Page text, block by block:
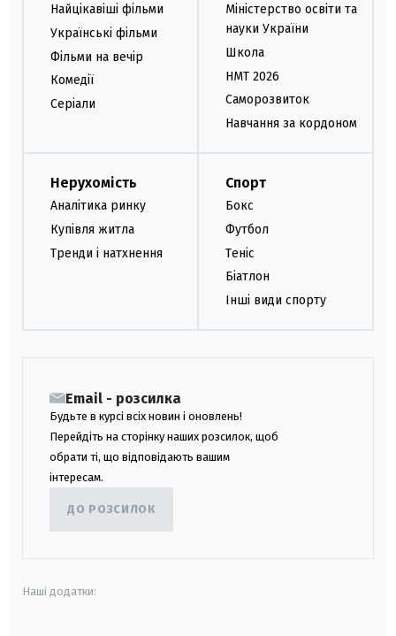
Найцікавіші фільми
Українські фільми
Фільми на вечір
Комедії
Серіали
Міністерство освіти та
науки України
Школа
НМТ 2026
Саморозвиток
Навчання за кордоном
Нерухомість
Аналітика ринку
Купівля житла
Тренди і натхнення
Спорт
Бокс
Футбол
Теніс
Біатлон
Інші види спорту
Email - розсилка
Будьте в курсі всіх новин і оновлень!
Перейдіть на сторінку наших розсилок, щоб
обрати ті, що відповідають вашим
інтересам.
ДО РОЗСИЛОК
Наші додатки: